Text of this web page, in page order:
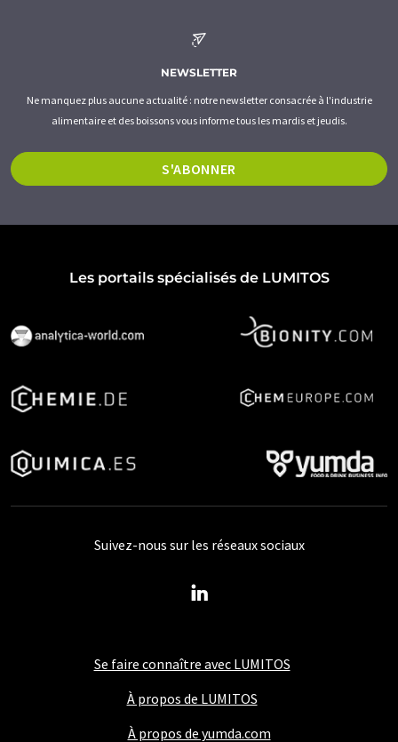
NEWSLETTER
Ne manquez plus aucune actualité : notre newsletter consacrée à l'industrie
alimentaire et des boissons vous informe tous les mardis et jeudis.
S'ABONNER
Les portails spécialisés de LUMITOS
Se faire connaître avec LUMITOS
À propos de LUMITOS
À propos de yumda.com
Suivez-nous sur les réseaux sociaux